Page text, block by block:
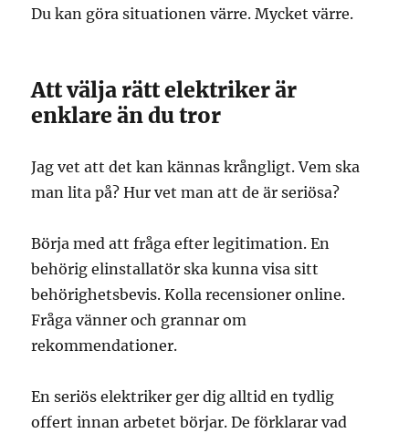
Du kan göra situationen värre. Mycket värre.
Att välja rätt elektriker är
enklare än du tror
Jag vet att det kan kännas krångligt. Vem ska
man lita på? Hur vet man att de är seriösa?
Börja med att fråga efter legitimation. En
behörig elinstallatör ska kunna visa sitt
behörighetsbevis. Kolla recensioner online.
Fråga vänner och grannar om
rekommendationer.
En seriös elektriker ger dig alltid en tydlig
offert innan arbetet börjar. De förklarar vad